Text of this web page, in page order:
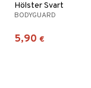
Hölster Svart
BODYGUARD
5,90 €